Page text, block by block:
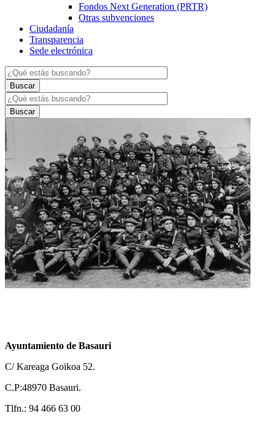
Fondos Next Generation (PRTR)
Otras subvenciones
Ciudadanía
Transparencia
Sede electrónica
Ayuntamiento de Basauri
C/ Kareaga Goikoa 52.
C.P:48970 Basauri.
Tlfn.: 94 466 63 00